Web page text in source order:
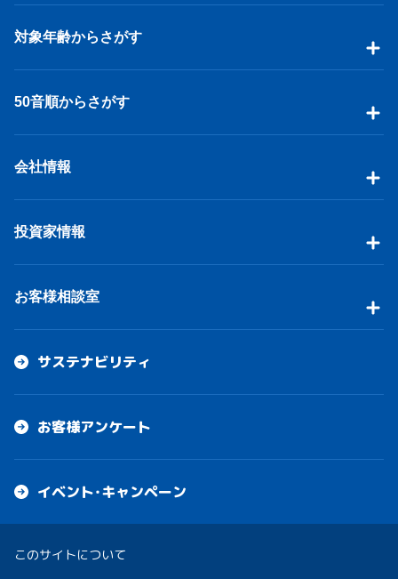
対象年齢からさがす
50音順からさがす
会社情報
投資家情報
お客様相談室
サステナビリティ
お客様アンケート
イベント・キャンペーン
このサイトについて